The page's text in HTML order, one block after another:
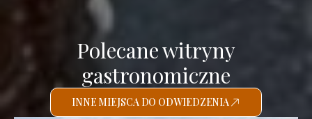
Polecane witryny
gastronomiczne
INNE MIEJSCA DO ODWIEDZENIA